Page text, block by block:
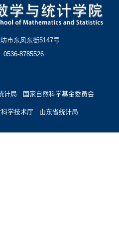
市东风东街5147号
0536-8785526
计局 国家自然科学基金委员会
学技术厅 山东省统计局